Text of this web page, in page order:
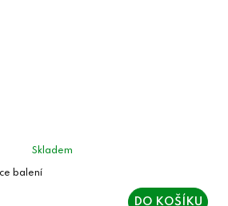
Skladem
DO KOŠÍKU